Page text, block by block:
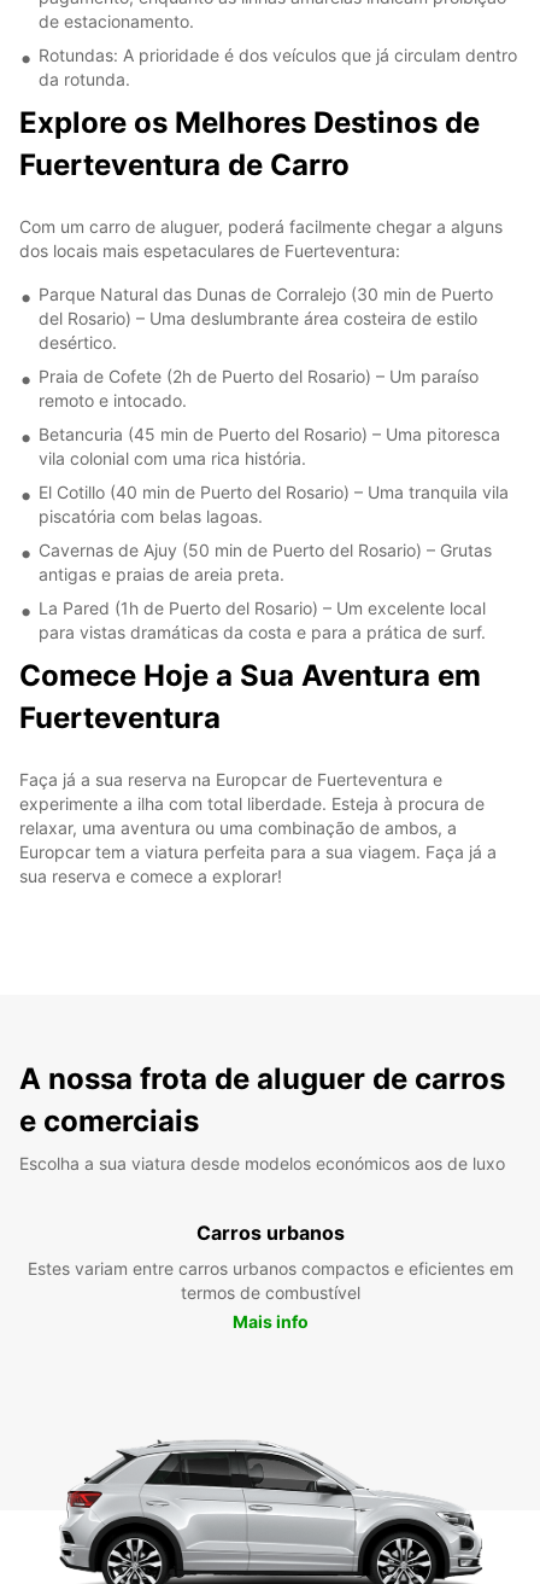
de estacionamento.
Rotundas: A prioridade é dos veículos que já circulam dentro
da rotunda.
Explore os Melhores Destinos de
Fuerteventura de Carro
Com um carro de aluguer, poderá facilmente chegar a alguns
dos locais mais espetaculares de Fuerteventura:
Parque Natural das Dunas de Corralejo (30 min de Puerto
del Rosario) – Uma deslumbrante área costeira de estilo
desértico.
Praia de Cofete (2h de Puerto del Rosario) – Um paraíso
remoto e intocado.
Betancuria (45 min de Puerto del Rosario) – Uma pitoresca
vila colonial com uma rica história.
El Cotillo (40 min de Puerto del Rosario) – Uma tranquila vila
piscatória com belas lagoas.
Cavernas de Ajuy (50 min de Puerto del Rosario) – Grutas
antigas e praias de areia preta.
La Pared (1h de Puerto del Rosario) – Um excelente local
para vistas dramáticas da costa e para a prática de surf.
Comece Hoje a Sua Aventura em
Fuerteventura
Faça já a sua reserva na Europcar de Fuerteventura e
experimente a ilha com total liberdade. Esteja à procura de
relaxar, uma aventura ou uma combinação de ambos, a
Europcar tem a viatura perfeita para a sua viagem. Faça já a
sua reserva e comece a explorar!
A nossa frota de aluguer de carros
e comerciais
Escolha a sua viatura desde modelos económicos aos de luxo
Carros urbanos
Estes variam entre carros urbanos compactos e eficientes em
termos de combustível
Mais info